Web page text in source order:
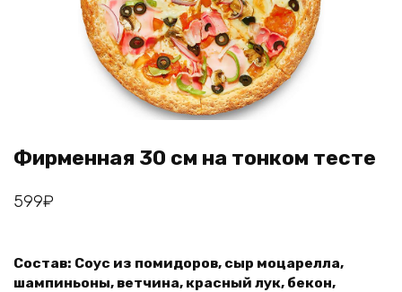
Фирменная 30 см на тонком тесте
599₽
Состав: Соус из помидоров, сыр моцарелла,
шампиньоны, ветчина, красный лук, бекон,